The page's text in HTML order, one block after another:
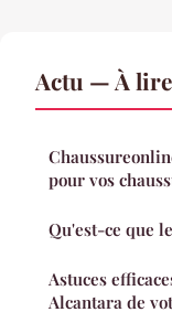
Actu — À
pour vos
Qu'est-ce que
Astuces
Alcantara de